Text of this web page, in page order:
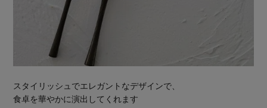
スタイリッシュでエレガントなデザインで、
食卓を華やかに演出してくれます